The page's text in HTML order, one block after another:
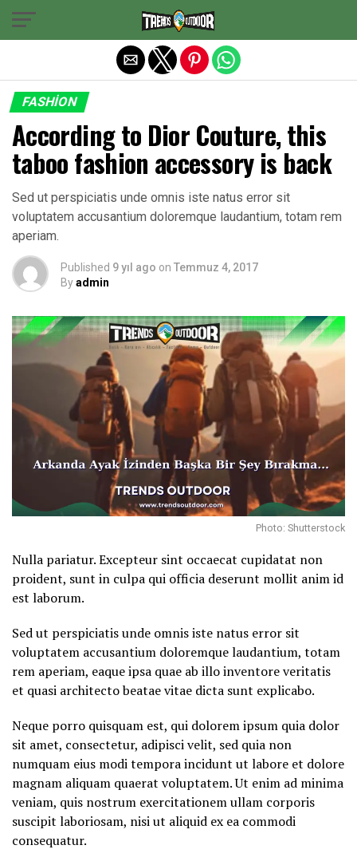
FASHION
According to Dior Couture, this
taboo fashion accessory is back
Sed ut perspiciatis unde omnis iste natus error sit
voluptatem accusantium doloremque laudantium, totam rem
aperiam.
Published 9 yıl ago on Temmuz 4, 2017
Byadmin
Photo: Shutterstock
Nulla pariatur. Excepteur sint occaecat cupidatat non
proident, sunt in culpa qui officia deserunt mollit anim id
est laborum.
Sed ut perspiciatis unde omnis iste natus error sit
voluptatem accusantium doloremque laudantium, totam
rem aperiam, eaque ipsa quae ab illo inventore veritatis
et quasi architecto beatae vitae dicta sunt explicabo.
Neque porro quisquam est, qui dolorem ipsum quia dolor
sit amet, consectetur, adipisci velit, sed quia non
numquam eius modi tempora incidunt ut labore et dolore
magnam aliquam quaerat voluptatem. Ut enim ad minima
veniam, quis nostrum exercitationem ullam corporis
suscipit laboriosam, nisi ut aliquid ex ea commodi
consequatur.
Exit mobile version